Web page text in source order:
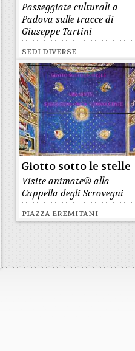
Passeggiate culturali a
Padova sulle tracce di
Giuseppe Tartini
SEDI DIVERSE
Giotto sotto le stelle
Visite animate® alla
Cappella degli Scrovegni
PIAZZA EREMITANI